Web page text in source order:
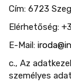
Cím: 6723
Elérhetőség:
E-Mail:
c., Az
személyes